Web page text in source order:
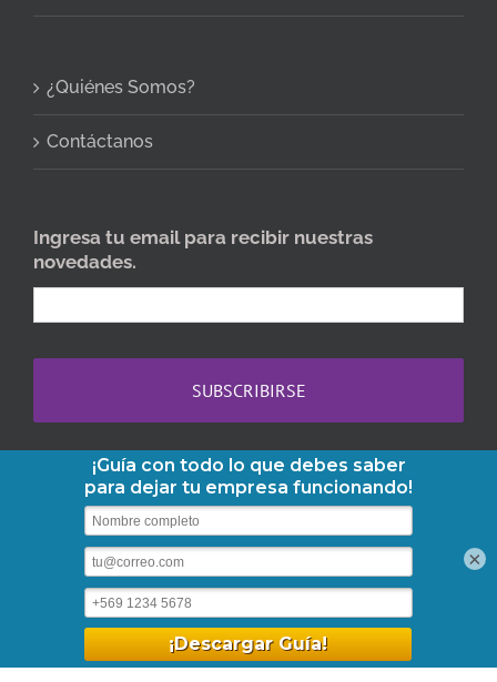
¿Quiénes Somos?
Contáctanos
Ingresa tu email para recibir nuestras
novedades.
Copyright 2013-2026 AbogaDOC | Teléfono:+56-2-3210-6610
contacto@abogadoc.com
Providencia. | Horario: Lunes a Viernes 09:30 - 18:30
×